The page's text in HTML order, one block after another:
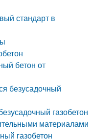
стандарт в
бетон от
безусадочный
газобетон
материалами
газобетон